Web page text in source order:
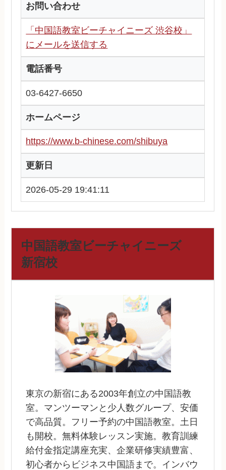
お問い合わせ
「中国語教室ビーチャイニーズ 渋谷校」
にメールを送信する
電話番号
03-6427-6650
ホームページ
https://www.b-chinese.com/shibuya
更新日
2026-05-29 19:41:11
中国語教室ビーチャイニーズ
新宿校
東京の新宿にある2003年創立の中国語教
室。マンツーマンと少人数グループ、安価
で高品質。フリー予約の中国語教室。土日
も開校。無料体験レッスン実施。教育訓練
給付金指定講座充実、企業研修実績豊富、
初心者からビジネス中国語まで。インバウ